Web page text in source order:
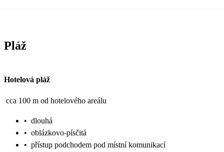
Pláž
Hotelová pláž
cca 100 m od hotelového areálu
• dlouhá
• oblázkovo-písčitá
• přístup podchodem pod místní komunikací